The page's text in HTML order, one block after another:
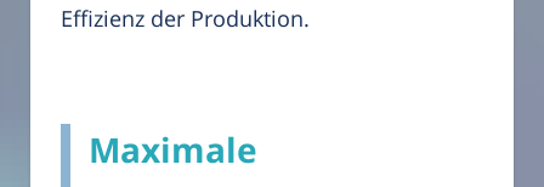
Effizienz der Produktion.
Maximale